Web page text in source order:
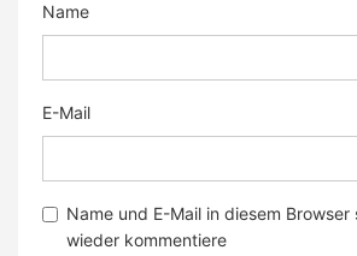
Name
E-Mail
Name und E-Mail in diesem
wieder kommentiere